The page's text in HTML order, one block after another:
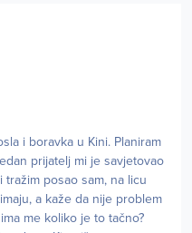
i boravka u Kini. Planiram
prijatelj mi je savjetovao
posao sam, na licu
a kaže da nije problem
me koliko je to tačno?